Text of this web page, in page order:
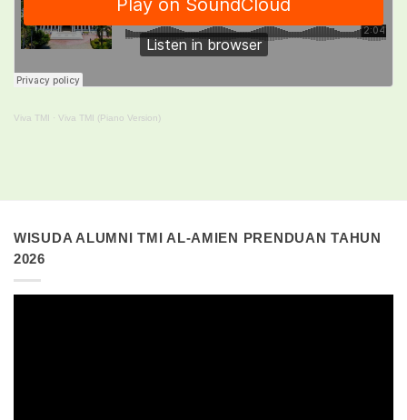
Viva TMI · Viva TMI (Piano Version)
WISUDA ALUMNI TMI AL-AMIEN PRENDUAN TAHUN
2026